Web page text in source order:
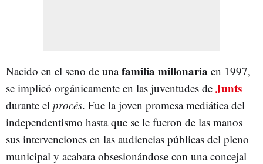
Nacido en el seno de unafamilia millonaria en 1997,
se implicó orgánicamente en las juventudes de Junts
durante el procés. Fue la joven promesa mediática del
independentismo hasta que se le fueron de las manos
sus intervenciones en las audiencias públicas del pleno
municipal y acabara obsesionándose con una concejal